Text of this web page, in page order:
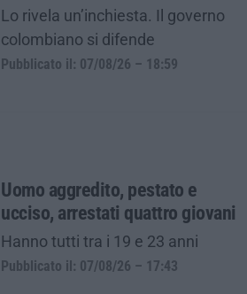
Lo rivela un’inchiesta. Il governo
colombiano si difende
Pubblicato il: 07/08/26 – 18:59
Uomo aggredito, pestato e
ucciso, arrestati quattro giovani
Hanno tutti tra i 19 e 23 anni
Pubblicato il: 07/08/26 – 17:43